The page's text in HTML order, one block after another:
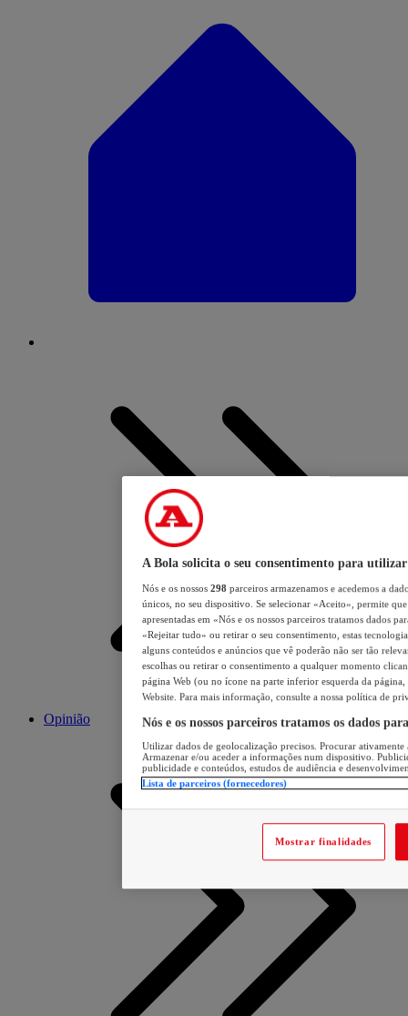
Opinião
A Bola solicita o seu consentimento para utilizar
Nós e os nossos 298 parceiros armazenamos e acedemos a
únicos, no seu dispositivo. Se selecionar «Aceito», permite
apresentadas em «Nós e os nossos parceiros tratamos dados
«Rejeitar tudo» ou retirar o seu consentimento, estas
alguns conteúdos e anúncios que vê poderão não ser tão
escolhas ou retirar o consentimento a qualquer momento
página Web (ou no ícone na parte inferior esquerda da página,
Website. Para mais informação, consulte a nossa política de
Nós e os nossos parceiros tratamos os dados
Utilizar dados de geolocalização precisos. Procurar
Armazenar e/ou aceder a informações num dispositivo.
publicidade e conteúdos, estudos de audiência e
Lista de parceiros (fornecedores)
Mostrar finalidades